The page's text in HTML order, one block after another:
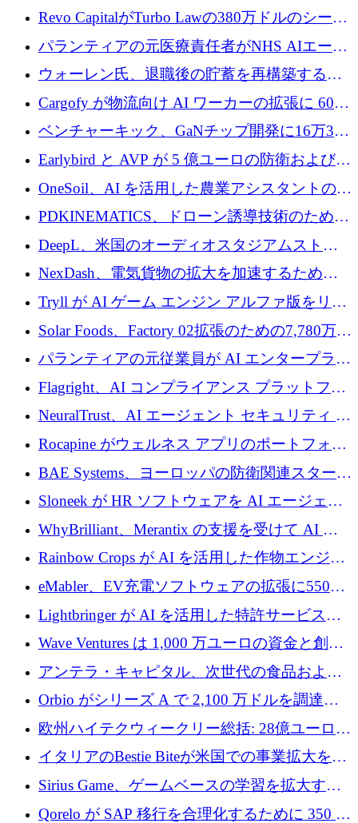
で成長を促進
Revo CapitalがTurbo Lawの380万ドルのシード
ラウンドを主導し、訴訟プラットフォームを
パランティアの元医療責任者がNHS AIエージ
ェントの立ち上げに1,000万ポンドを調達
ウォーレン氏、退職後の貯蓄を再構築するた
めに1,000万ユーロを調達
Cargofy が物流向け AI ワーカーの拡張に 600
万ドルを獲得
ベンチャーキック、GaNチップ開発に16万3千
ユーロでMinisaを支援
Earlybird と AVP が 5 億ユーロの防衛および二
重用途の成長基金である E2D を立ち上げる
OneSoil、AI を活用した農業アシスタントの拡
大に​​ 100 万ユーロを確保
PDKINEMATICS、ドローン誘導技術のために
200 万ユーロを調達
DeepL、米国のオーディオスタジアムストリ
ーミング事業Mixhaloを買収
NexDash、電気貨物の拡大を加速するために
EIT Urban Mobilityから250万ユーロを確保
Tryll が AI ゲーム エンジン アルファ版をリリ
ースし、60 万ドルのプレシード資金を確保
Solar Foods、Factory 02拡張のための7,780万ユ
ーロの資金調達パッケージを獲得
パランティアの元従業員が AI エンタープライ
ズ スタートアップの Conduct に 6,000 万ドル
を調達
Flagright、AI コンプライアンス プラットフォ
ームを拡張するためにシリーズ A で 1,250 万
ドルを確保
NeuralTrust、AI エージェント セキュリティ プ
ラットフォームの拡張に 2,000 万ドルを調達
Rocapine がウェルネス アプリのポートフォリ
オを拡大するためにシリーズ A で 1,300 万ド
ルを調達
BAE Systems、ヨーロッパの防衛関連スタート
アップの規模拡大を支援するために 5,000 万
ユーロの支援を開始
Sloneek が HR ソフトウェアを AI エージェン
トに変えるために 600 万ドルを調達
WhyBrilliant、Merantix の支援を受けて AI 求
人マッチングを拡大するために 100 万ユーロ
Rainbow Crops が AI を活用した作物エンジニ
アリングを拡張するために 970 万ユーロを調
eMabler、EV充電ソフトウェアの拡張に550万
ユーロを確保
Lightbringer が AI を活用した特許サービスを
拡大するために 1,000 万ドルを調達
Wave Ventures は 1,000 万ユーロの資金と創設
者補助金で 10 周年を迎える
アンテラ・キャピタル、次世代の食品および
アグリテクノロジーのイノベーションを支援
するファンド III の初回クローズ額が 1 億ドル
に到達
Orbio がシリーズ A で 2,100 万ドルを調達、
AI 労働力管理を世界の最前線の労働者に提供
欧州ハイテクウィークリー総括: 28億ユーロの
取引と5月のハイライト
イタリアのBestie Biteが米国での事業拡大を加
速するために150万ユーロを調達
Sirius Game、ゲームベースの学習を拡大する
ために 130 万ユーロの資金調達を完了
Qorelo が SAP 移行を合理化するために 350 万